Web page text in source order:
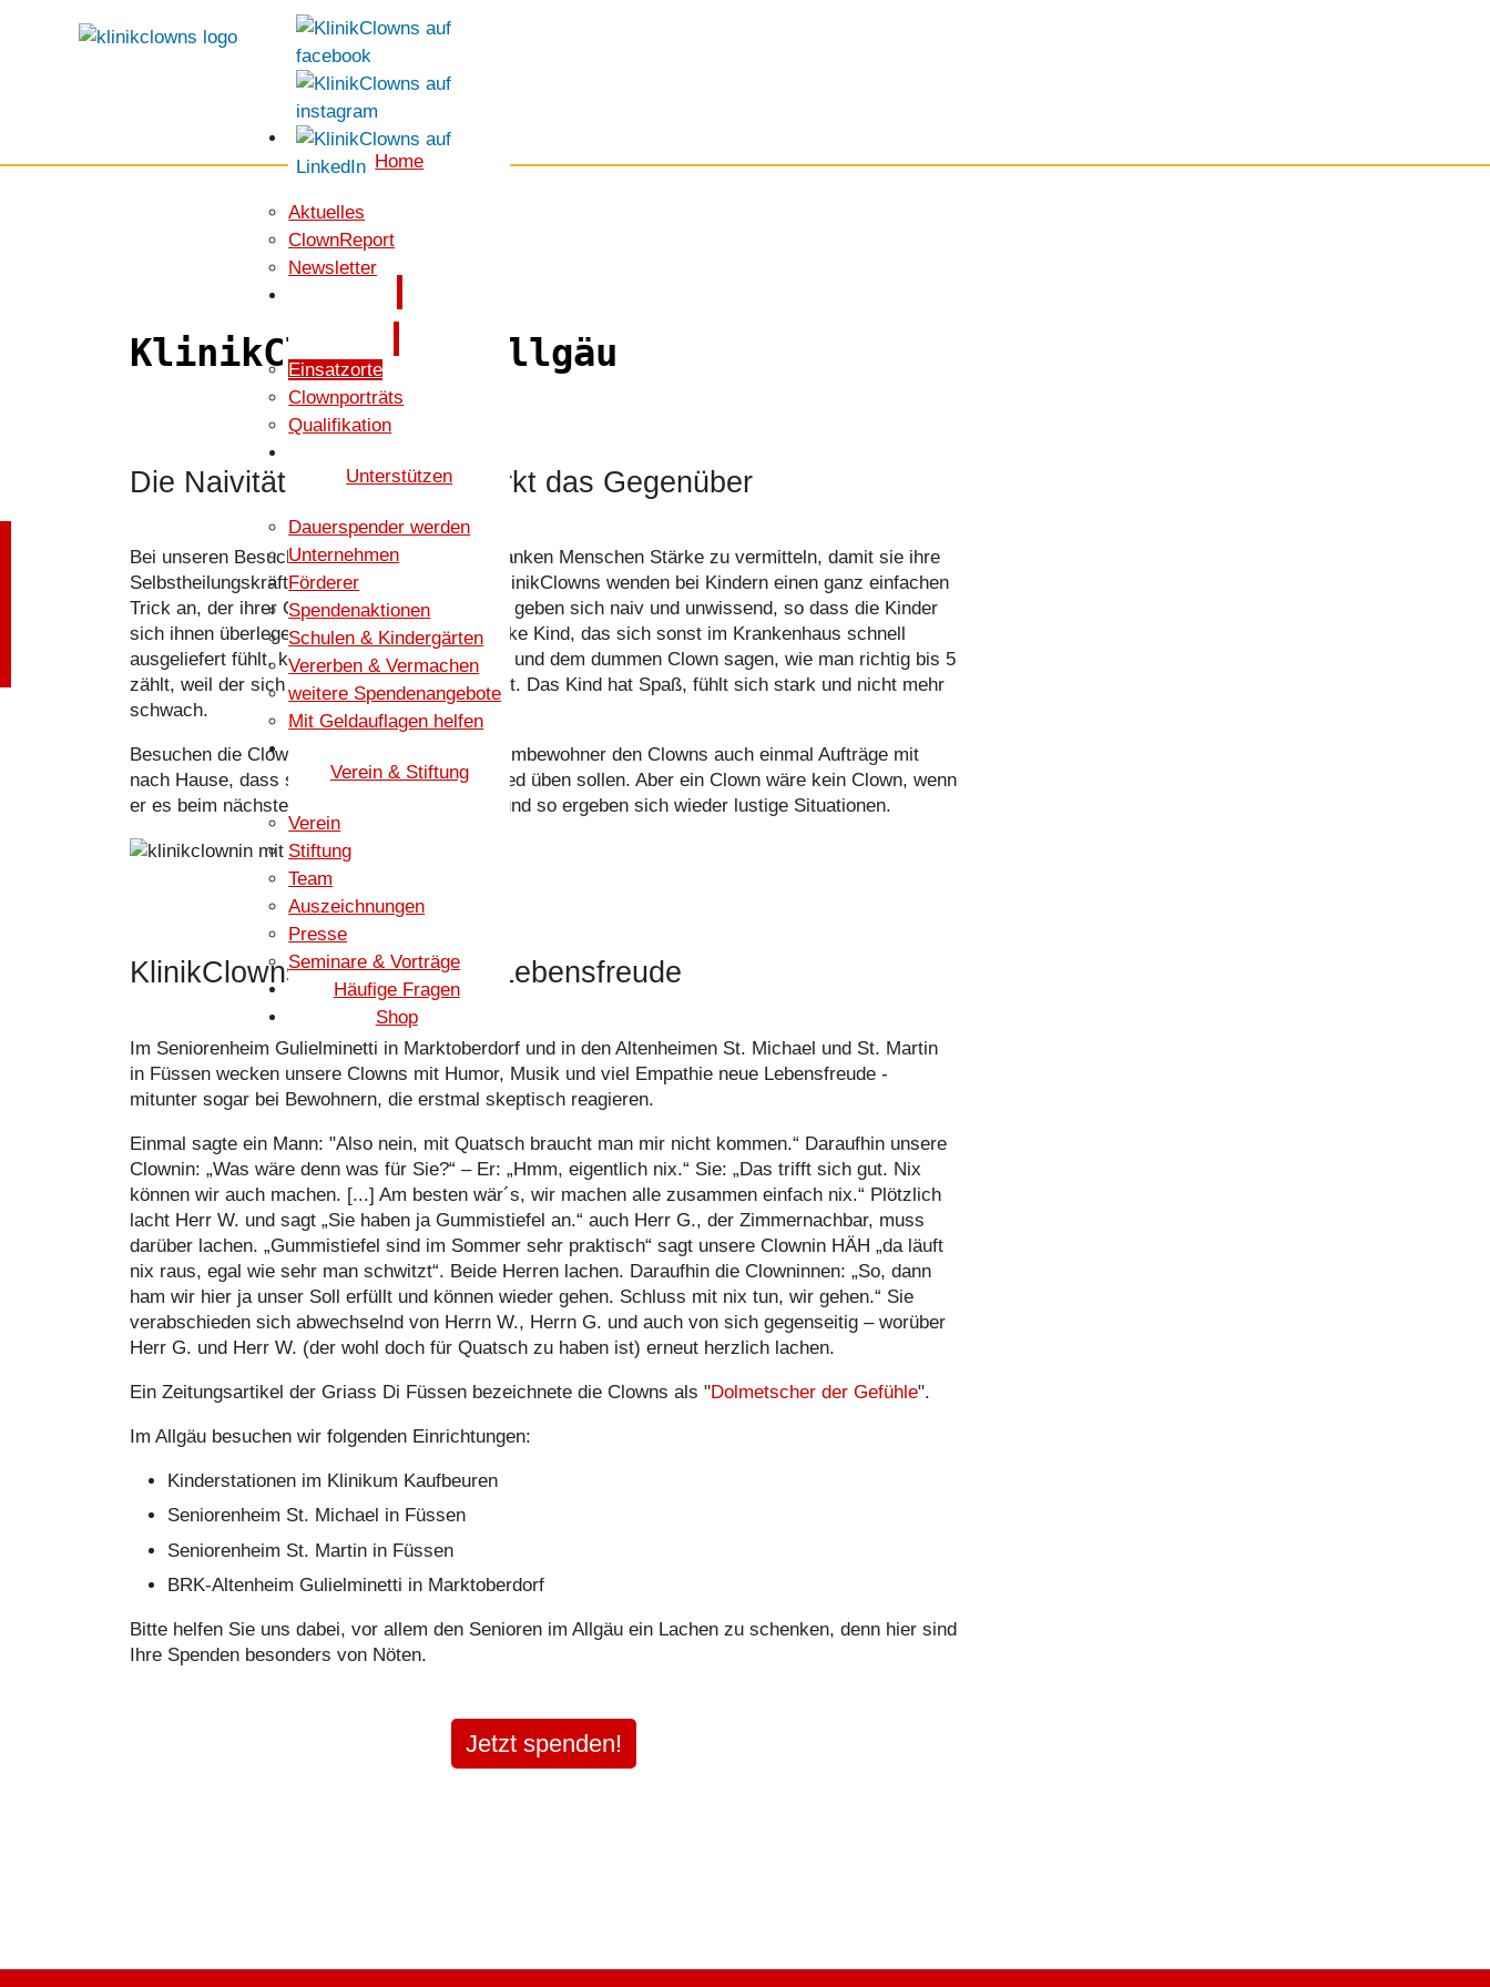
Home
Aktuelles
ClownReport
Newsletter
KlinikClowns
Einsatzorte
Clownporträts
Qualifikation
Unterstützen
Dauerspender werden
Unternehmen
Förderer
Spendenaktionen
Schulen & Kindergärten
Vererben & Vermachen
weitere Spendenangebote
Mit Geldauflagen helfen
Verein & Stiftung
Verein
Stiftung
Team
Auszeichnungen
Presse
Seminare & Vorträge
Häufige Fragen
Shop
KlinikClowns im Allgäu
Die Naivität des Clowns stärkt das Gegenüber
Bei unseren Besuchen ist es ganz wichtig, kranken Menschen Stärke zu vermitteln, damit sie ihre
Selbstheilungskräfte aktivieren können. Die KlinikClowns wenden bei Kindern einen ganz einfachen
Trick an, der ihrer Clownsnatur entspricht: sie geben sich naiv und unwissend, so dass die Kinder
sich ihnen überlegen fühlen können. Das kranke Kind, das sich sonst im Krankenhaus schnell
ausgeliefert fühlt, kann die Regie übernehmen und dem dummen Clown sagen, wie man richtig bis 5
zählt, weil der sich immer schon bei 3 verzählt. Das Kind hat Spaß, fühlt sich stark und nicht mehr
schwach.
Besuchen die Clowns Senioren, geben die Heimbewohner den Clowns auch einmal Aufträge mit
nach Hause, dass sie etwa ein bestimmtes Lied üben sollen. Aber ein Clown wäre kein Clown, wenn
er es beim nächsten Besuch perfekt könnte, und so ergeben sich wieder lustige Situationen.
KlinikClowns wecken neue Lebensfreude
Im Seniorenheim Gulielminetti in Marktoberdorf und in den Altenheimen St. Michael und St. Martin
in Füssen wecken unsere Clowns mit Humor, Musik und viel Empathie neue Lebensfreude -
mitunter sogar bei Bewohnern, die erstmal skeptisch reagieren.
Einmal sagte ein Mann: "Also nein, mit Quatsch braucht man mir nicht kommen.“ Daraufhin unsere
Clownin: „Was wäre denn was für Sie?“ – Er: „Hmm, eigentlich nix.“ Sie: „Das trifft sich gut. Nix
können wir auch machen. [...] Am besten wär´s, wir machen alle zusammen einfach nix.“ Plötzlich
lacht Herr W. und sagt „Sie haben ja Gummistiefel an.“ auch Herr G., der Zimmernachbar, muss
darüber lachen. „Gummistiefel sind im Sommer sehr praktisch“ sagt unsere Clownin HÄH „da läuft
nix raus, egal wie sehr man schwitzt“. Beide Herren lachen. Daraufhin die Clowninnen: „So, dann
ham wir hier ja unser Soll erfüllt und können wieder gehen. Schluss mit nix tun, wir gehen.“ Sie
verabschieden sich abwechselnd von Herrn W., Herrn G. und auch von sich gegenseitig – worüber
Herr G. und Herr W. (der wohl doch für Quatsch zu haben ist) erneut herzlich lachen.
Ein Zeitungsartikel der Griass Di Füssen bezeichnete die Clowns als "Dolmetscher der Gefühle".
Im Allgäu besuchen wir folgenden Einrichtungen:
Kinderstationen im Klinikum Kaufbeuren
Seniorenheim St. Michael in Füssen
Seniorenheim St. Martin in Füssen
BRK-Altenheim Gulielminetti in Marktoberdorf
Bitte helfen Sie uns dabei, vor allem den Senioren im Allgäu ein Lachen zu schenken, denn hier sind
Ihre Spenden besonders von Nöten.
Jetzt spenden!